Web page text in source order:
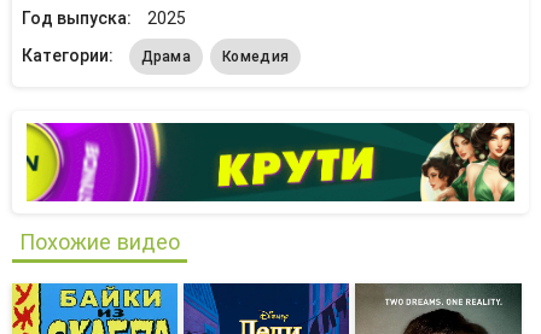
Год выпуска:
2025
Категории:
Драма Комедия
Похожие видео